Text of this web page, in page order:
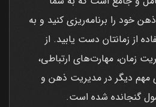
خود را برنامه‌ریزی کنید و به
از زمانتان دست یابید. از
زمان، مهارت‌های ارتباطی،
مهم دیگر در مدیریت ذهن و
گنجانده شده است.